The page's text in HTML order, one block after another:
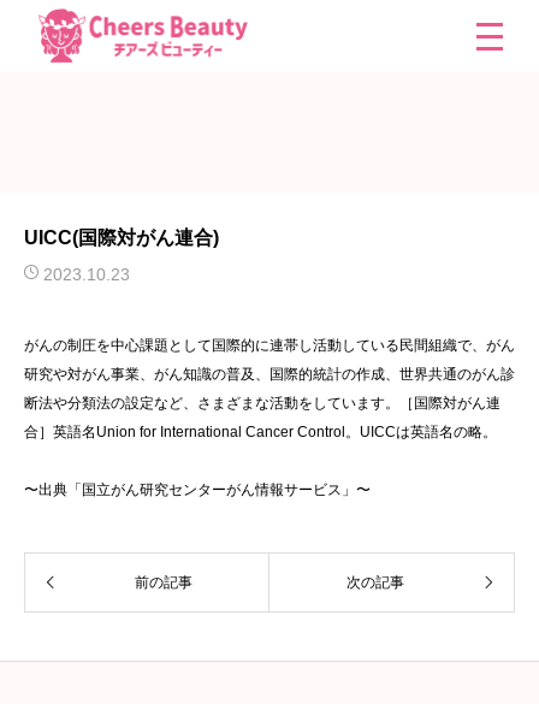
UICC(国際対がん連合)
2023.10.23
がんの制圧を中心課題として国際的に連帯し活動している民間組織で、がん
研究や対がん事業、がん知識の普及、国際的統計の作成、世界共通のがん診
断法や分類法の設定など、さまざまな活動をしています。［国際対がん連
合］英語名Union for International Cancer Control。UICCは英語名の略。
〜出典「国立がん研究センターがん情報サービス」〜
前の記事 次の記事